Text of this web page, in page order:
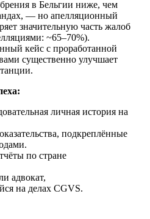
в Бельгии ниже, чем
— но апелляционный
значительную часть жалоб
~65–70%).
кейс с проработанной
существенно улучшает
личная история на
подкреплённые
по стране
адвокат,
на делах CGVS.